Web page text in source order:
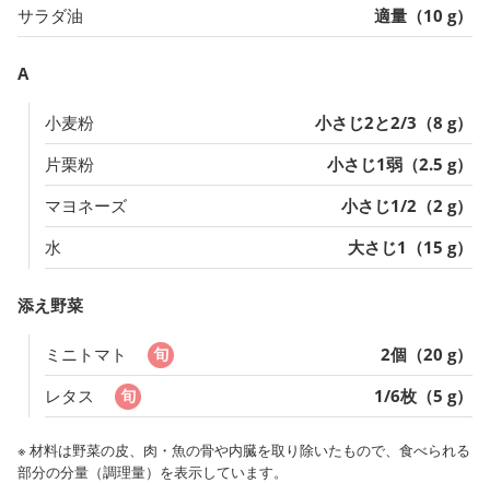
サラダ油 適量（10 g）
A
小麦粉
小さじ2と2/3（8 g）
片栗粉
小さじ1弱（2.5 g）
マヨネーズ
小さじ1/2（2 g）
水
大さじ1（15 g）
添え野菜
ミニトマト
2個（20 g）
レタス
1/6枚（5 g）
※ 材料は野菜の皮、肉・魚の骨や内臓を取り除いたもので、食べられる
部分の分量（調理量）を表示しています。